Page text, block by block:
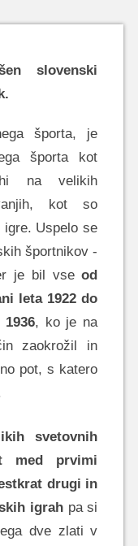
slovenski
športa, je
športa kot
na velikih
kot so
Uspelo se
športnikov -
je bil vseod
leta 1922 do
, ko je na
zaokrožil in
pot, s katero
svetovnih
med prvimi
drugi in
igrahpa si
dve zlati v